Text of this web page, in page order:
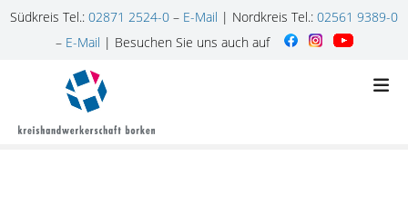
Südkreis Tel.: 02871 2524-0 – E-Mail | Nordkreis Tel.: 02561 9389-0
– E-Mail | Besuchen Sie uns auch auf